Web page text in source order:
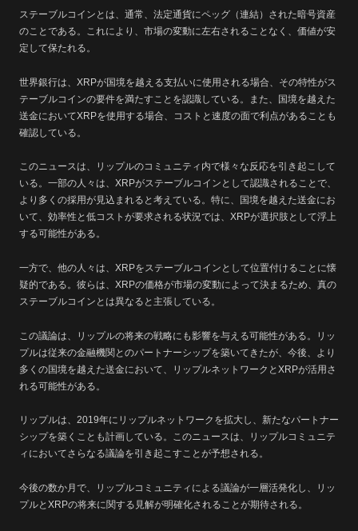
ステーブルコインとは、通常、法定通貨にペッグ（連結）された暗号資産
のことである。これにより、市場の変動に左右されることなく、価値が安
定して保たれる。
世界銀行は、XRPが国境を越える支払いに使用される場合、その特性がス
テーブルコインの要件を満たすことを認識している。また、国境を越えた
送金においてXRPを使用する場合、コストと速度の面で利点があることも
確認している。
このニュースは、リップルのコミュニティ内で様々な反応を引き起こして
いる。一部の人々は、XRPがステーブルコインとして認識されることで、
より多くの採用が見込まれると考えている。特に、国境を越えた送金にお
いて、効率性と低コストが要求される状況では、XRPが選択肢として浮上
する可能性がある。
一方で、他の人々は、XRPをステーブルコインとして位置付けることに懐
疑的である。彼らは、XRPの価格が市場の変動によって決まるため、真の
ステーブルコインとは異なると主張している。
この議論は、リップルの将来の戦略にも影響を与える可能性がある。リッ
プルは従来の金融機関とのパートナーシップを築いてきたが、今後、より
多くの国境を越えた送金において、リップルネットワークとXRPが活用さ
れる可能性がある。
リップルは、2019年にリップルネットワークを拡大し、新たなパートナー
シップを築くことも計画している。このニュースは、リップルコミュニテ
ィにおいてさらなる議論を引き起こすことが予想される。
今後の数か月で、リップルコミュニティによる議論が一層活発化し、リッ
プルとXRPの将来に関する見解が明確化されることが期待される。